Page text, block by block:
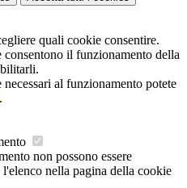
quali cookie consentire.
il funzionamento della
al funzionamento potete
.
non possono essere
nella pagina della cookie